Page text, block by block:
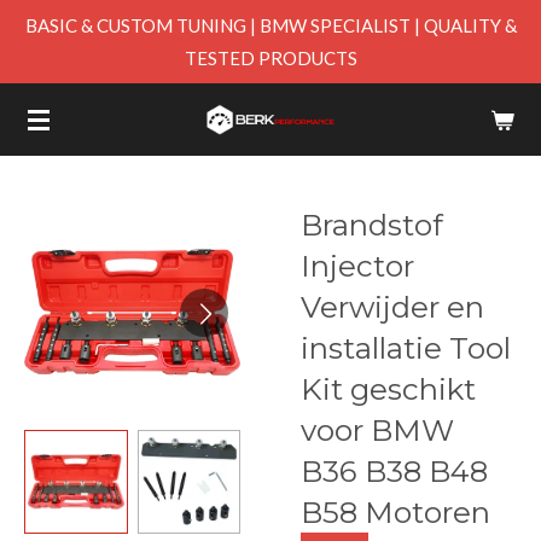
Skip
content
BASIC & CUSTOM TUNING | BMW SPECIALIST | QUALITY &
TESTED PRODUCTS
Brandstof
Injector
Verwijder en
installatie Tool
Kit geschikt
voor BMW
B36 B38 B48
B58 Motoren